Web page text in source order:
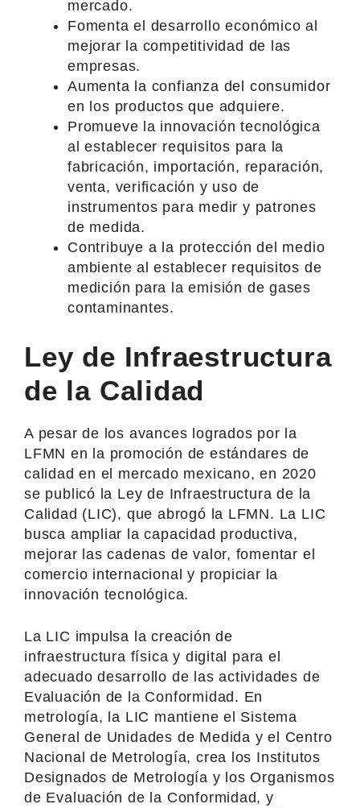
mercado.
Fomenta el desarrollo económico al
mejorar la competitividad de las
empresas.
Aumenta la confianza del consumidor
en los productos que adquiere.
Promueve la innovación tecnológica
al establecer requisitos para la
fabricación, importación, reparación,
venta, verificación y uso de
instrumentos para medir y patrones
de medida.
Contribuye a la protección del medio
ambiente al establecer requisitos de
medición para la emisión de gases
contaminantes.
Ley de Infraestructura
de la Calidad
A pesar de los avances logrados por la
LFMN en la promoción de estándares de
calidad en el mercado mexicano, en 2020
se publicó la Ley de Infraestructura de la
Calidad (LIC), que abrogó la LFMN. La LIC
busca ampliar la capacidad productiva,
mejorar las cadenas de valor, fomentar el
comercio internacional y propiciar la
innovación tecnológica.
La LIC impulsa la creación de
infraestructura física y digital para el
adecuado desarrollo de las actividades de
Evaluación de la Conformidad. En
metrología, la LIC mantiene el Sistema
General de Unidades de Medida y el Centro
Nacional de Metrología, crea los Institutos
Designados de Metrología y los Organismos
de Evaluación de la Conformidad, y